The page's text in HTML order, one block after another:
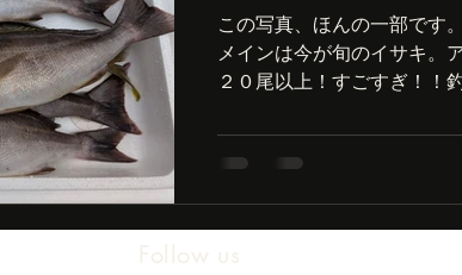
この写真、ほんの一部です
メインは今が旬のイサキ。
２０尾以上！すごすぎ！！
れたらしい。１２０尾どう
で各家庭に郵送し、それ...
Follow us